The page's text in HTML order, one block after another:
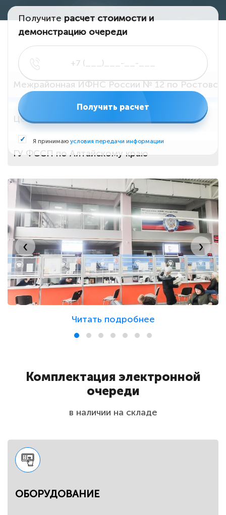
Получитерасчет стоимости и
демонстрацию очереди
Получить расчет
Я принимаю условия передачи информации
Межрайонная ИФНС России № 12 по
Центр методологии и стандартизации
ГУ ФССП по Алтайскому краю
Центр предоставления мер социальной
Читать подробнее
‹ ›
Комплектация электронной
очереди
в наличии на складе
ОБОРУДОВАНИЕ